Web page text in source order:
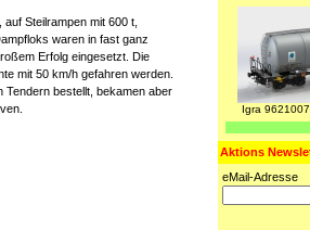
Steilrampen mit 600 t,
waren in fast ganz
Erfolg eingesetzt. Die
mit 50 km/h gefahren werden.
Tendern bestellt, bekamen aber
Igra
Aktions
eMail-Adresse